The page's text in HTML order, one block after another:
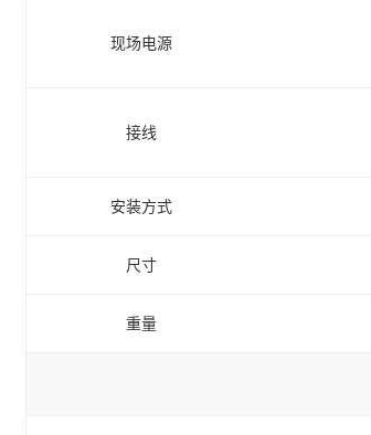
现场电源
接线
安装方式
尺寸
重量